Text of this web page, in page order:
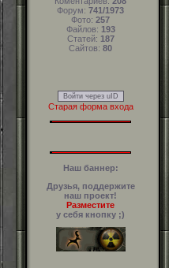
Форум: 741/1973
Фото: 257
Файлов: 193
Статей: 187
Сайтов: 80
Войти через uID
Старая форма входа
Наш баннер:
Друзья, поддержите
наш проект!
Разместите
у себя кнопку ;)